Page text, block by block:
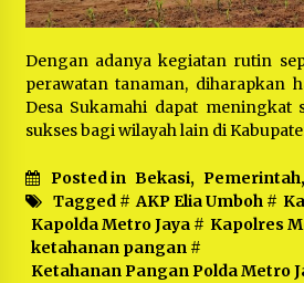
Dengan adanya kegiatan rutin
perawatan tanaman, diharapkan
Desa Sukamahi dapat meningkat
sukses bagi wilayah lain di
Posted in Bekasi, Pemerintah,
Tagged # AKP Elia Umboh#
Kapolda Metro Jaya# Kapolres
ketahanan pangan#
Ketahanan Pangan Polda Metro